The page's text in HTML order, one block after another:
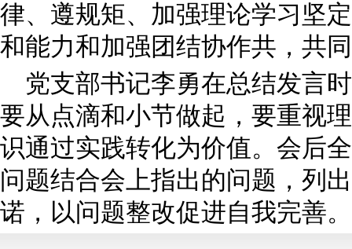
律、遵规矩、加强理论学习坚
和能力和加强团结协作共，共
党支部书记李勇在总结发言
要从点滴和小节做起，要重视
识通过实践转化为价值。会后
问题结合会上指出的问题，列
诺，以问题整改促进自我完善。